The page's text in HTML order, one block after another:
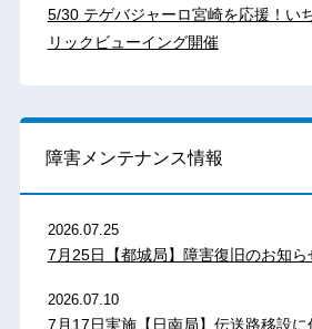
5/30 テゲバジャーロ宮崎を応援！
リックビューイング開催
障害メンテナンス情報
2026.07.25
7月25日【都城局】障害復旧のお知ら
2026.07.10
7月17日実施【日南局】伝送路移設